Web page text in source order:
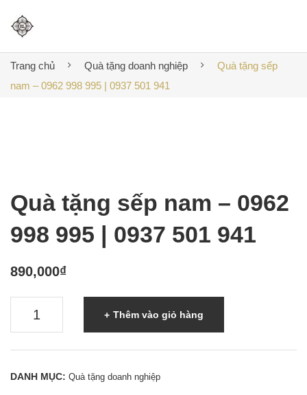
Trang chủ Quà tặng doanh nghiệp
Quà tặng sếp
nam – 0962 998 995 | 0937 501 941
Quà tặng sếp nam – 0962
998 995 | 0937 501 941
890,000₫
-
Thêm vào giỏ hàng
DANH MỤC: Quà tặng doanh nghiệp